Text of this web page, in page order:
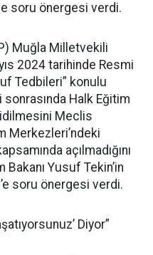
soru önergesi verdi.
Muğla Milletvekili
2024 tarihinde Resmi
Tedbileri” konulu
sonrasında Halk Eğitim
Meclis
Merkezleri’ndeki
açılmadığını
Yusuf Tekin’in
soru önergesi verdi.
Diyor”